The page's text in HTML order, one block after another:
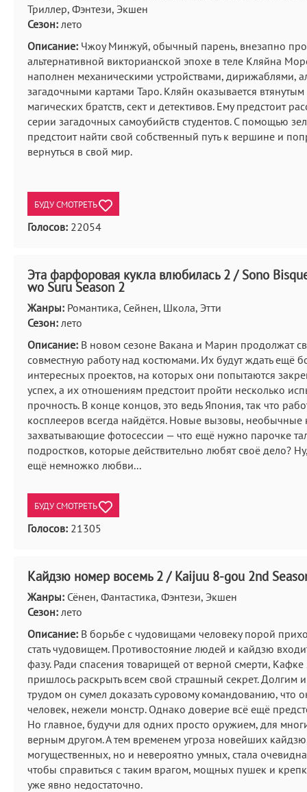
Триллер, Фэнтези, Экшен
Сезон: лето
Описание: Чжоу Минжуй, обычный парень, внезапно
альтернативной викторианской эпохе в теле Кляйна
наполнен механическими устройствами, дирижаблями,
загадочными картами Таро. Кляйн оказывается втянутым
магических братств, сект и детективов. Ему предстоит
серии загадочных самоубийств студентов. С помощью
предстоит найти свой собственный путь к вершине и
вернуться в свой мир.
БУДУ СМОТРЕТЬ
Голосов: 22054
Эта фарфоровая кукла влюбилась 2 / Sono
wo Suru Season 2
Жанры: Романтика, Сейнен, Школа, Этти
Сезон: лето
Описание: В новом сезоне Вакана и Марин продолжат
совместную работу над костюмами. Их будут ждать ещё
интересных проектов, на которых они попытаются
успех, а их отношениям предстоит пройти несколько
прочность. В конце концов, это ведь Япония, так что
косплееров всегда найдётся. Новые вызовы, необычные
захватывающие фотосессии — что ещё нужно парочке
подростков, которые действительно любят своё дело?
ещё немножко любви...
БУДУ СМОТРЕТЬ
Голосов: 21305
Кайдзю номер восемь 2 / Kaijuu 8-gou 2nd
Жанры: Сёнен, Фантастика, Фэнтези, Экшен
Сезон: лето
Описание: В борьбе с чудовищами человеку порой
стать чудовищем. Противостояние людей и кайдзю
фазу. Ради спасения товарищей от верной смерти,
пришлось раскрыть всем свой страшный секрет. Долгим
трудом он сумел доказать суровому командованию, что
человек, нежели монстр. Однако доверие всё ещё
Но главное, будучи для одних просто оружием, для
верным другом. А тем временем угроза новейших
могущественных, но и невероятно умных, стала
чтобы справиться с таким врагом, мощных пушек и
уже явно недостаточно.